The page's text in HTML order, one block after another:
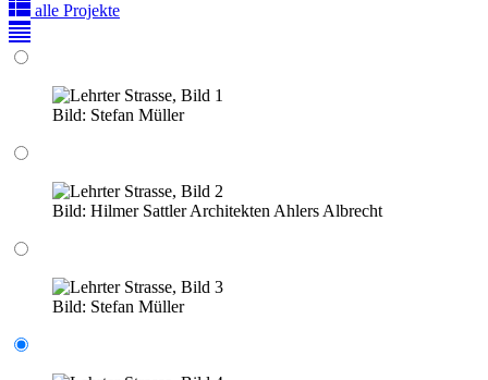
alle Projekte
Bild: Stefan Müller
Bild: Hilmer Sattler Architekten Ahlers Albrecht
Bild: Stefan Müller